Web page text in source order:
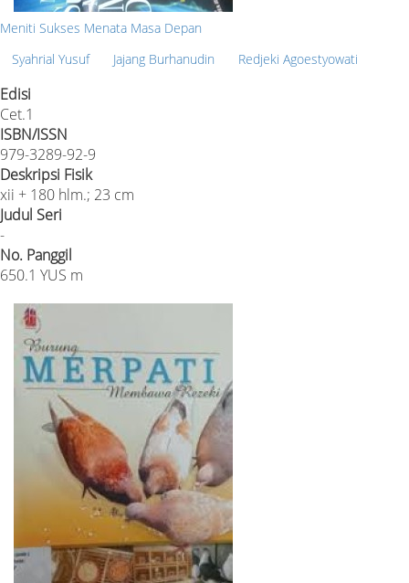
Meniti Sukses Menata Masa Depan
Syahrial Yusuf
Jajang Burhanudin Redjeki Agoestyowati
Edisi
Cet.1
ISBN/ISSN
979-3289-92-9
Deskripsi Fisik
xii + 180 hlm.; 23 cm
Judul Seri
-
No. Panggil
650.1 YUS m